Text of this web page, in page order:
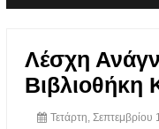
Λέσχη
Βιβλιοθήκη
Τετάρτη, Σεπτεμβρίου